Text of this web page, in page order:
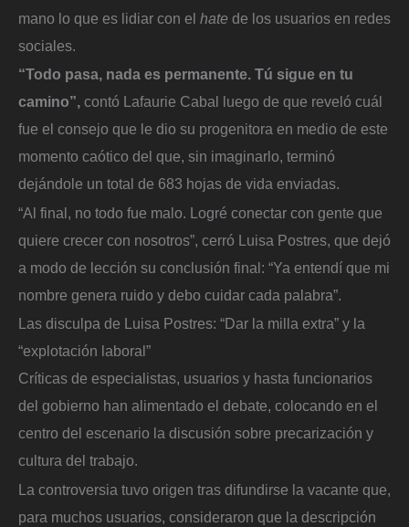
mano lo que es lidiar con el hate de los usuarios en redes
sociales.
“Todo pasa, nada es permanente. Tú sigue en tu
camino”, contó Lafaurie Cabal luego de que reveló cuál
fue el consejo que le dio su progenitora en medio de este
momento caótico del que, sin imaginarlo, terminó
dejándole un total de 683 hojas de vida enviadas.
“Al final, no todo fue malo. Logré conectar con gente que
quiere crecer con nosotros”, cerró Luisa Postres, que dejó
a modo de lección su conclusión final: “Ya entendí que mi
nombre genera ruido y debo cuidar cada palabra”.
Las disculpa de Luisa Postres: “Dar la milla extra” y la
“explotación laboral”
Críticas de especialistas, usuarios y hasta funcionarios
del gobierno han alimentado el debate, colocando en el
centro del escenario la discusión sobre precarización y
cultura del trabajo.
La controversia tuvo origen tras difundirse la vacante que,
para muchos usuarios, consideraron que la descripción